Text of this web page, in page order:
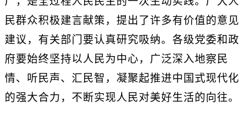
民群众积极建言献策，提出了许多有价值的意见
建议，有关部门要认真研究吸纳。各级党委和政
府要始终坚持以人民为中心，广泛深入地察民
情、听民声、汇民智，凝聚起推进中国式现代化
的强大合力，不断实现人民对美好生活的向往。